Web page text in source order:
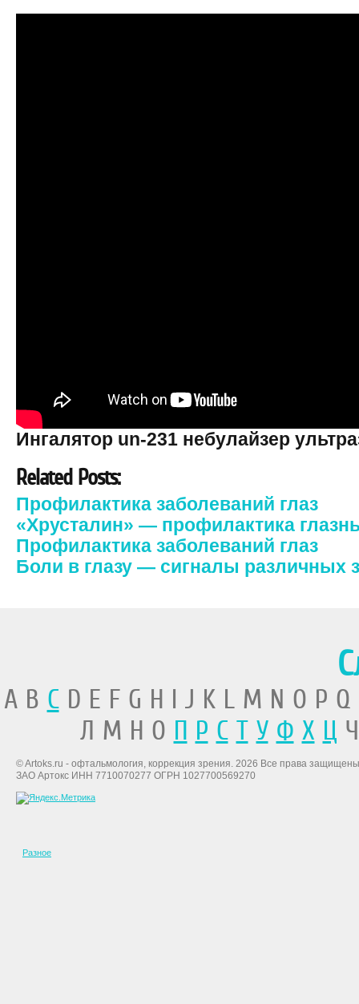
Ингалятор un-231 небулайзер
Related Posts:
Профилактика заболеваний глаз
«Хрусталин» — профилактика
Профилактика заболеваний глаз
Боли в глазу — сигналы различных
A B CD E F G H I J K L M N O P
Л М Н О П Р С Т У Ф Х Ц
© Artoks.ru - офтальмология, коррекция зрения. 2026 Все права
ЗАО Артокс ИНН 7710070277 ОГРН 1027700569270
Разное